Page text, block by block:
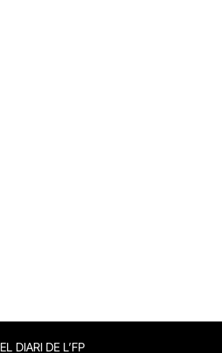
EL DIARI DE L’FP